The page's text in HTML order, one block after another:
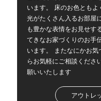
います。 床のお色とも
光がたくさん入るお部屋
も豊かな表情をお見せす
てきなお家づくりのお手
います。 またなにかお
らお気軽にご相談くださ
願いいたします
アウトレ